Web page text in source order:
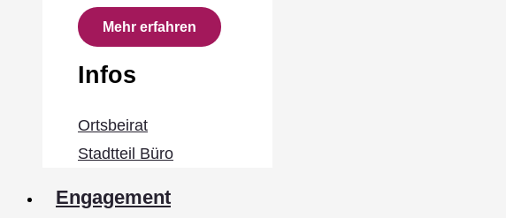
Mehr erfahren
Infos
Ortsbeirat
Stadtteil Büro
Engagement